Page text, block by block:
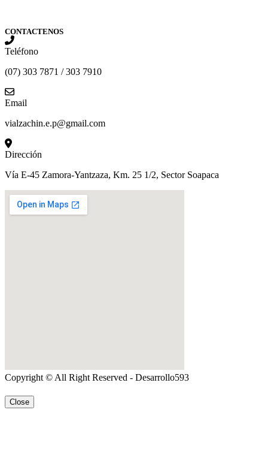
CONTACTENOS
Teléfono
(07) 303 7871 / 303 7910
Email
vialzachin.e.p@gmail.com
Dirección
Vía E-45 Zamora-Yantzaza, Km. 25 1/2, Sector Soapaca
Copyright © All Right Reserved - Desarrollo593
Close